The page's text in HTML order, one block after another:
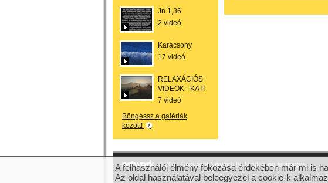
Jn 1,36
2 videó
Karácsony
17 videó
RELAXÁCIÓS
VIDEÓK - KATI
7 videó
Böngéssz a galériák
között!
© 2007 Copyright Network.hu Minden jog fenntartva.
A felhasználói élmény fokozása érdekében már mi is
Az oldal használatával beleegyezel a cookie-k